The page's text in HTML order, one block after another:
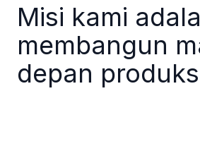
Misi kami
membangun
depan